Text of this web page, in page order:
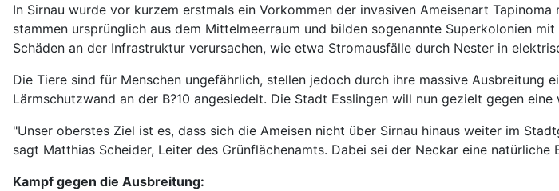
In Sirnau wurde vor kurzem erstmals ein Vorkommen der invasiven Ameisenart
stammen ursprünglich aus dem Mittelmeerraum und bilden sogenannte Superkolonien
Schäden an der Infrastruktur verursachen, wie etwa Stromausfälle durch Nester in
Die Tiere sind für Menschen ungefährlich, stellen jedoch durch ihre massive
Lärmschutzwand an der B?10 angesiedelt. Die Stadt Esslingen will nun gezielt gegen
"Unser oberstes Ziel ist es, dass sich die Ameisen nicht über Sirnau hinaus weiter im
sagt Matthias Scheider, Leiter des Grünflächenamts. Dabei sei der Neckar eine
Kampf gegen die Ausbreitung: